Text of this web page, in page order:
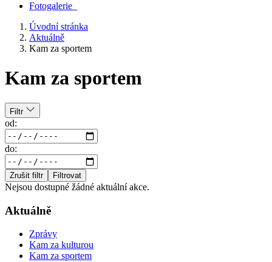
Fotogalerie
Úvodní stránka
Aktuálně
Kam za sportem
Kam za sportem
Filtr
od:
do:
Zrušit filtr Filtrovat
Nejsou dostupné žádné aktuální akce.
Aktuálně
Zprávy
Kam za kulturou
Kam za sportem